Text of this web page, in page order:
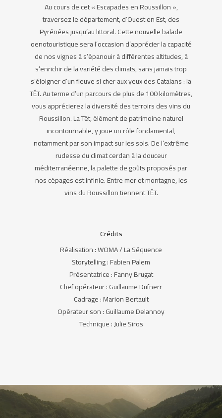
Au cours de cet « Escapades en Roussillon »,
traversez le département, d’Ouest en Est, des
Pyrénées jusqu’au littoral. Cette nouvelle balade
oenotouristique sera l’occasion d’apprécier la capacité
de nos vignes à s’épanouir à différentes altitudes, à
s’enrichir de la variété des climats, sans jamais trop
s’éloigner d’un fleuve si cher aux yeux des Catalans : la
TÊT. Au terme d’un parcours de plus de 100 kilomètres,
vous apprécierez la diversité des terroirs des vins du
Roussillon. La Têt, élément de patrimoine naturel
incontournable, y joue un rôle fondamental,
notamment par son impact sur les sols. De l’extrême
rudesse du climat cerdan à la douceur
méditerranéenne, la palette de goûts proposés par
nos cépages est infinie. Entre mer et montagne, les
vins du Roussillon tiennent TÊT.
Crédits
Réalisation : WOMA / La Séquence
Storytelling : Fabien Palem
Présentatrice : Fanny Brugat
Chef opérateur : Guillaume Dufnerr
Cadrage : Marion Bertault
Opérateur son : Guillaume Delannoy
Technique : Julie Siros